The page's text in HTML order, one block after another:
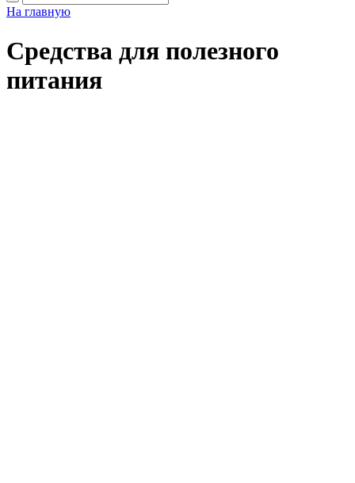
На главную
Средства для полезного
питания